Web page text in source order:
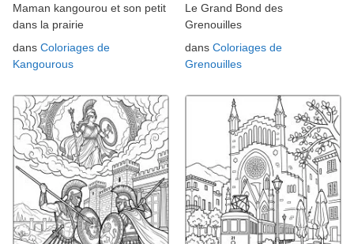
Maman kangourou et son petit
dans la prairie
dans Coloriages de
Kangourous
Le Grand Bond des
Grenouilles
dans Coloriages de
Grenouilles